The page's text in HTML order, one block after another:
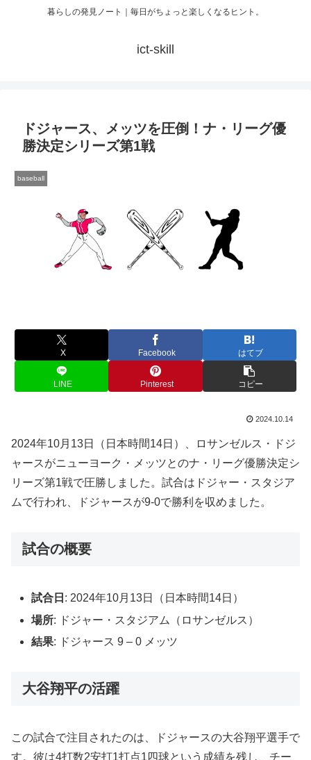
暮らしの発見ノート｜毎日がちょっと楽しくなるヒント。
ict-skill
ドジャース、メッツを圧倒！ナ・リーグ優
勝決定シリーズ第1戦
baseball
X Facebook はてブ
LINE Pinterest コピー
2024.10.14
2024年10月13日（日本時間14日）、ロサンゼルス・ドジ
ャースがニューヨーク・メッツとのナ・リーグ優勝決定シ
リーズ第1戦で圧勝しました。試合はドジャー・スタジア
ムで行われ、ドジャースが9-0で勝利を収めました。
試合の概要
試合日 : 2024年10月13日（日本時間14日）
場所: ドジャー・スタジアム（ロサンゼルス）
結果: ドジャース 9 – 0 メッツ
大谷翔平の活躍
この試合で注目されたのは、ドジャースの大谷翔平選手で
す。彼は4打数2安打1打点1四球という成績を残し、チー